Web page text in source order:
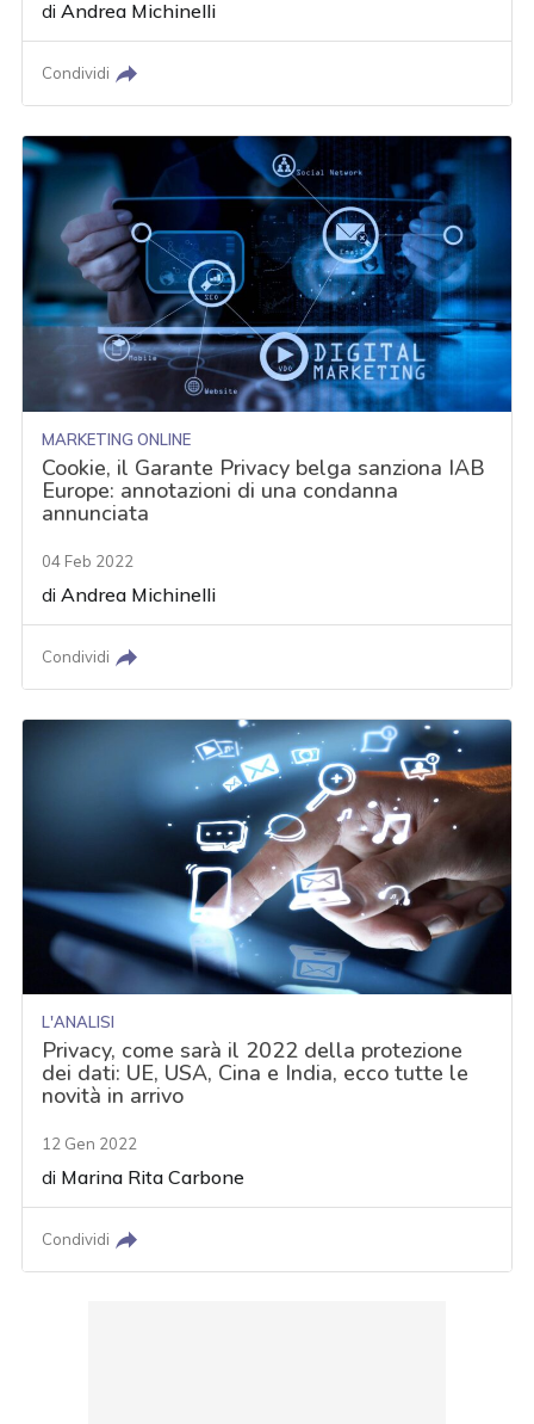
diAndrea Michinelli
Condividi
MARKETING ONLINE
Cookie, il Garante Privacy belga sanziona IAB
Europe: annotazioni di una condanna
annunciata
04 Feb 2022
diAndrea Michinelli
Condividi
L'ANALISI
Privacy, come sarà il 2022 della protezione
dei dati: UE, USA, Cina e India, ecco tutte le
novità in arrivo
12 Gen 2022
di Marina Rita Carbone
Condividi